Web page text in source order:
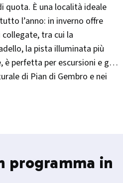
quota. È una località ideale
l’anno: in inverno offre
tra cui la
la pista illuminata più
è perfetta per escursioni e giri
di Pian di Gembro e nei
programma in